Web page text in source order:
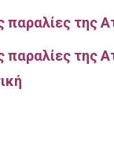
παραλίες της
παραλίες της